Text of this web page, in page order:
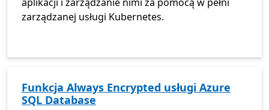
zarządzanej usługi Kubernetes.
Funkcja Always Encrypted usługi Azure
SQL Database